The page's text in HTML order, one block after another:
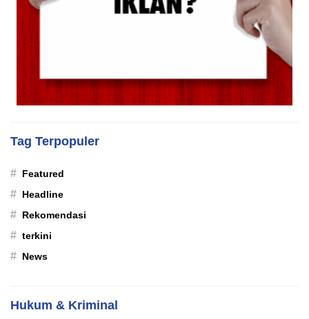
Tag Terpopuler
# Featured
# Headline
# Rekomendasi
# terkini
# News
Hukum & Kriminal